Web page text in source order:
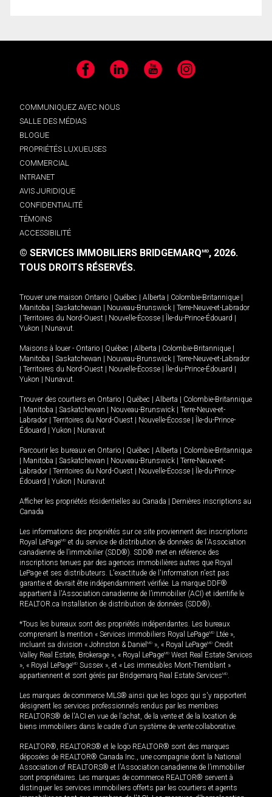
Facebook LinkedIn YouTube Instagram
COMMUNIQUEZ AVEC NOUS
SALLE DES MÉDIAS
BLOGUE
PROPRIÉTÉS LUXUEUSES
COMMERCIAL
INTRANET
AVIS JURIDIQUE
CONFIDENTIALITÉ
TÉMOINS
ACCESSIBILITÉ
© SERVICES IMMOBILIERS BRIDGEMARQMD, 2026.
TOUS DROITS RÉSERVÉS.
Trouver une maison Ontario Québec Alberta Colombie-Britannique
Manitoba
Saskatchewan Nouveau-Brunswick
Terre-Neuve-et-Labrador
Territoires du Nord-Ouest Nouvelle-Écosse Île-du-Prince-Édouard
Yukon
Nunavut.
Maisons à louer - Ontario Québec Alberta Colombie-Britannique
Manitoba
Saskatchewan Nouveau-Brunswick
Terre-Neuve-et-Labrador
Territoires du Nord-Ouest Nouvelle-Écosse Île-du-Prince-Édouard
Yukon
Nunavut.
Trouver des courtiers en Ontario Québec Alberta
Colombie-Britannique
Manitoba Saskatchewan Nouveau-Brunswick
Terre-Neuve-et-
Labrador
Territoires du Nord-Ouest Nouvelle-Écosse
Île-du-Prince-
Édouard
Yukon Nunavut
Parcourir les bureaux en Ontario Québec Alberta
Colombie-Britannique
Manitoba Saskatchewan Nouveau-Brunswick
Terre-Neuve-et-
Labrador
Territoires du Nord-Ouest Nouvelle-Écosse
Île-du-Prince-
Édouard
Yukon Nunavut
Afficher les propriétés résidentielles au Canada
Dernières inscriptions au
Canada
Les informations des propriétés sur ce site proviennent des inscriptions
Royal LePageMD et du service de distribution de données de l'Association
canadienne de l’immobilier (SDD®). SDD® met en référence des
inscriptions tenues par des agences immobilières autres que Royal
LePage et ses distributeurs. L'exactitude de l'information n'est pas
garantie et devrait être indépendamment vérifiée. La marque DDF®
appartient à l'Association canadienne de l’immobilier (ACI) et identifie le
REALTOR.ca Installation de distribution de données (SDD®).
*Tous les bureaux sont des propriétés indépendantes. Les bureaux
comprenant la mention « Services immobiliers Royal LePageMD Ltée »,
incluant sa division « Johnston & Daniel MD », « Royal LePageMD Credit
Valley Real Estate, Brokerage », « Royal LePageMD West Real Estate Services
», « Royal LePageMD Sussex », et « Les immeubles Mont-Tremblant »
appartiennent et sont gérés par Bridgemarq Real Estate ServicesMD.
Les marques de commerce MLS® ainsi que les logos qui s'y rapportent
désignent les services professionnels rendus par les membres
REALTORS® de l'ACI en vue de l'achat, de la vente et de la location de
biens immobiliers dans le cadre d'un système de vente collaborative.
REALTOR®, REALTORS® et le logo REALTOR® sont des marques
déposées de REALTOR® Canada Inc., une compagnie dont la National
Association of REALTORS® et l'Association canadienne de l’immobilier
sont propriétaires. Les marques de commerce REALTOR® servent à
distinguer les services immobiliers offerts par les courtiers et agents